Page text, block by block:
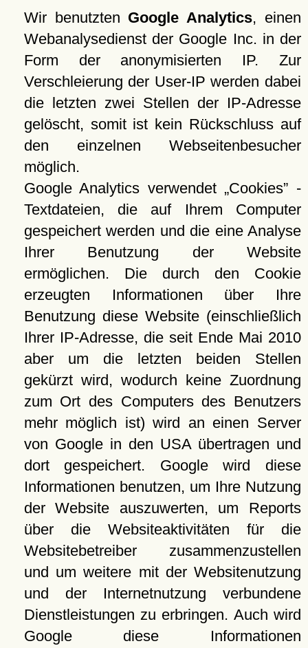
Wir benutzten Google Analytics, einen
Webanalysedienst der Google Inc. in der
Form der anonymisierten IP. Zur
Verschleierung der User-IP werden dabei
die letzten zwei Stellen der IP-Adresse
gelöscht, somit ist kein Rückschluss auf
den einzelnen Webseitenbesucher
möglich.
Google Analytics verwendet Cookies
-
Textdateien, die auf Ihrem Computer
gespeichert werden und die eine Analyse
Ihrer Benutzung der Website
ermöglichen. Die durch den Cookie
erzeugten Informationen über Ihre
Benutzung diese Website (einschließlich
Ihrer IP-Adresse, die seit Ende Mai 2010
aber um die letzten beiden Stellen
gekürzt wird, wodurch keine Zuordnung
zum Ort des Computers des Benutzers
mehr möglich ist) wird an einen Server
von Google in den USA übertragen und
dort gespeichert. Google wird diese
Informationen benutzen, um Ihre Nutzung
der Website auszuwerten, um Reports
über die Websiteaktivitäten für die
Websitebetreiber zusammenzustellen
und um weitere mit der Websitenutzung
und der Internetnutzung verbundene
Dienstleistungen zu erbringen. Auch wird
Google diese Informationen